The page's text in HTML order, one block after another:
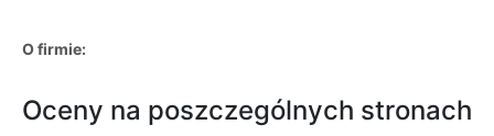
O firmie:
Oceny na poszczególnych stronach